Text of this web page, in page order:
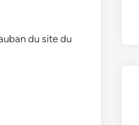
du site du